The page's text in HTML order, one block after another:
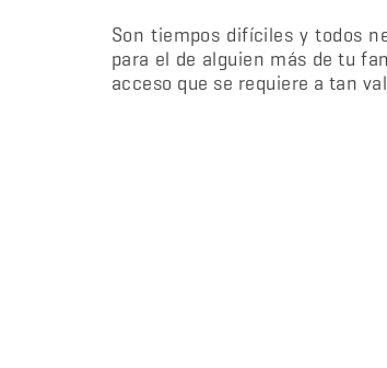
Son tiempos difíciles y todos
para el de alguien más de tu
acceso que se requiere a tan